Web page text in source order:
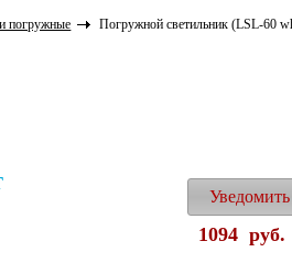
погружные Погружной светильник (LSL-60
1094 руб.